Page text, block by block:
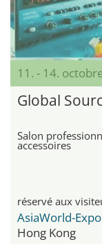
11. - 14.
Global
Salon
accessoires
réservé aux
AsiaWorld-Expo
Hong Kong